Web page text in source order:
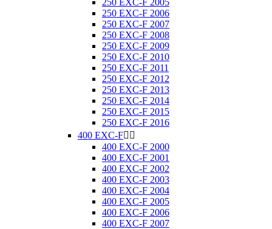
250 EXC-F 2005
250 EXC-F 2006
250 EXC-F 2007
250 EXC-F 2008
250 EXC-F 2009
250 EXC-F 2010
250 EXC-F 2011
250 EXC-F 2012
250 EXC-F 2013
250 EXC-F 2014
250 EXC-F 2015
250 EXC-F 2016
400 EXC-F 
400 EXC-F 2000
400 EXC-F 2001
400 EXC-F 2002
400 EXC-F 2003
400 EXC-F 2004
400 EXC-F 2005
400 EXC-F 2006
400 EXC-F 2007